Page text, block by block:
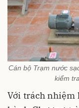
Cán bộ Trạm nước
kiểm
Với trách nhiệm